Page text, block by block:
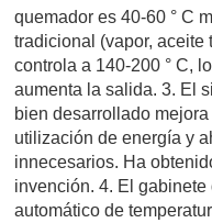
quemador es 40-60 ° C
tradicional (vapor, aceite
controla a 140-200 ° C,
aumenta la salida. 3. El
bien desarrollado
utilización de energía y
innecesarios. Ha
invención. 4. El gabinete
automático de